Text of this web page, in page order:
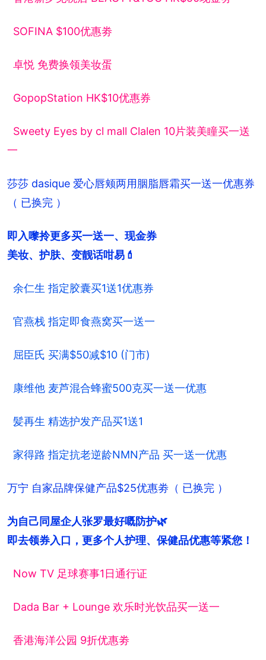
SOFINA $100优惠劵
卓悦 免费换领美妆蛋
GopopStation HK$10优惠券
Sweety Eyes by cl mall Clalen 10片装美瞳买一送
一
莎莎 dasique 爱心唇颊两用胭脂唇霜买一送一优惠券
（ 已换完 ）
即入嚟拎更多买一送一、现金券
美妆、护肤、变靓话咁易💄
余仁生 指定胶囊买1送1优惠券
官燕栈 指定即食燕窝买一送一
屈臣氏 买满$50减$10 (门市)
康维他 麦芦混合蜂蜜500克买一送一优惠
髪再生 精选护发产品买1送1
家得路 指定抗老逆龄NMN产品 买一送一优惠
万宁 自家品牌保健产品$25优惠劵（ 已换完 ）
为自己同屋企人张罗最好嘅防护🌿
即去领券入口，更多个人护理、保健品优惠等紧您！
Now TV 足球赛事1日通行证
Dada Bar + Lounge 欢乐时光饮品买一送一
香港海洋公园 9折优惠劵